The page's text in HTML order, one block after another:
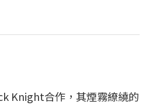
Knight合作，其煙霧繚繞的